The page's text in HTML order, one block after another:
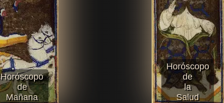
Horóscopo
de
Mañana
Horóscopo
de
la
Salud